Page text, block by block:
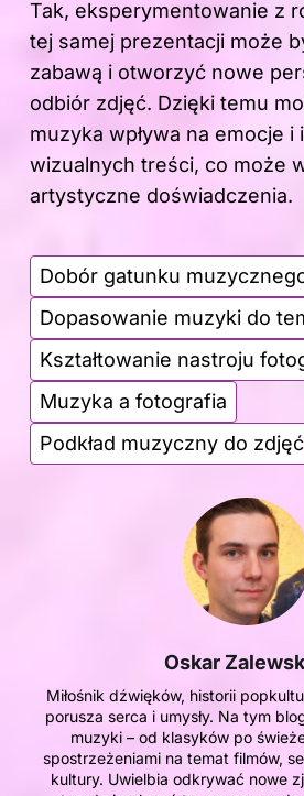
Tak, eksperymentowanie z
tej samej prezentacji może
zabawą i otworzyć nowe
odbiór zdjęć. Dzięki temu
muzyka wpływa na emocje
wizualnych treści, co może
artystyczne doświadczenia.
Dobór gatunku
Dopasowanie muzyki do
Kształtowanie nastroju
Muzyka a fotografia
Podkład muzyczny do zdjęć
Oskar
Miłośnik dźwięków, historii
porusza serca i umysły. Na tym
muzyki – od klasyków po
spostrzeżeniami na temat filmów,
kultury. Uwielbia odkrywać nowe